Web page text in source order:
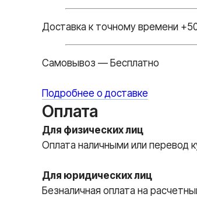
Доставка к точному времени
Самовывоз — Бесплатно
Подробнее о доставке
Оплата
Для физических лиц
Оплата наличными или перевод
Для юридических лиц
Безналичная оплата на